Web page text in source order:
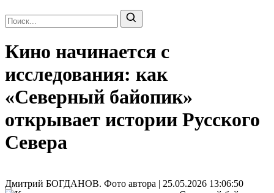
Кино начинается с
исследования: как
«Северный байопик»
открывает истории Русского
Севера
Дмитрий БОГДАНОВ. Фото автора | 25.05.2026 13:06:50